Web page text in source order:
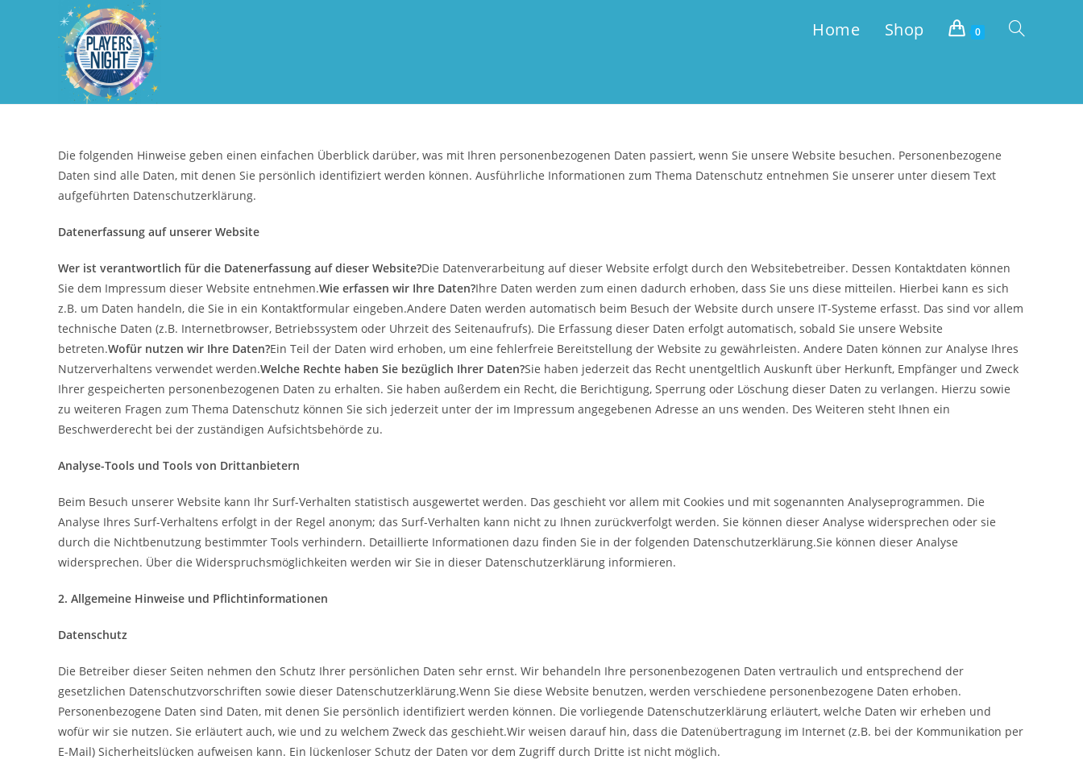
Home Shop 0 Website-
Die folgenden Hinweise geben einen einfachen Überblick darüber, was mit Ihren personenbezogenen Daten passiert, wenn Sie unsere Website besuchen. Personenbezogene
Daten sind alle Daten, mit denen Sie persönlich identifiziert werden können. Ausführliche Informationen zum Thema Datenschutz entnehmen Sie unserer unter diesem Text
aufgeführten Datenschutzerklärung.
Datenerfassung auf unserer Website
Wer ist verantwortlich für die Datenerfassung auf dieser Website?Die Datenverarbeitung auf dieser Website erfolgt durch den Websitebetreiber. Dessen Kontaktdaten können
Sie dem Impressum dieser Website entnehmen.Wie erfassen wir Ihre Daten?Ihre Daten werden zum einen dadurch erhoben, dass Sie uns diese mitteilen. Hierbei kann es sich
z.B. um Daten handeln, die Sie in ein Kontaktformular eingeben.Andere Daten werden automatisch beim Besuch der Website durch unsere IT-Systeme erfasst. Das sind vor allem
technische Daten (z.B. Internetbrowser, Betriebssystem oder Uhrzeit des Seitenaufrufs). Die Erfassung dieser Daten erfolgt automatisch, sobald Sie unsere Website
betreten.Wofür nutzen wir Ihre Daten?Ein Teil der Daten wird erhoben, um eine fehlerfreie Bereitstellung der Website zu gewährleisten. Andere Daten können zur Analyse Ihres
Nutzerverhaltens verwendet werden.Welche Rechte haben Sie bezüglich Ihrer Daten?Sie haben jederzeit das Recht unentgeltlich Auskunft über Herkunft, Empfänger und Zweck
Ihrer gespeicherten personenbezogenen Daten zu erhalten. Sie haben außerdem ein Recht, die Berichtigung, Sperrung oder Löschung dieser Daten zu verlangen. Hierzu sowie
zu weiteren Fragen zum Thema Datenschutz können Sie sich jederzeit unter der im Impressum angegebenen Adresse an uns wenden. Des Weiteren steht Ihnen ein
Beschwerderecht bei der zuständigen Aufsichtsbehörde zu.
Analyse-Tools und Tools von Drittanbietern
Beim Besuch unserer Website kann Ihr Surf-Verhalten statistisch ausgewertet werden. Das geschieht vor allem mit Cookies und mit sogenannten Analyseprogrammen. Die
Analyse Ihres Surf-Verhaltens erfolgt in der Regel anonym; das Surf-Verhalten kann nicht zu Ihnen zurückverfolgt werden. Sie können dieser Analyse widersprechen oder sie
durch die Nichtbenutzung bestimmter Tools verhindern. Detaillierte Informationen dazu finden Sie in der folgenden Datenschutzerklärung.Sie können dieser Analyse
widersprechen. Über die Widerspruchsmöglichkeiten werden wir Sie in dieser Datenschutzerklärung informieren.
2. Allgemeine Hinweise und Pflichtinformationen
Datenschutz
Die Betreiber dieser Seiten nehmen den Schutz Ihrer persönlichen Daten sehr ernst. Wir behandeln Ihre personenbezogenen Daten vertraulich und entsprechend der
gesetzlichen Datenschutzvorschriften sowie dieser Datenschutzerklärung.Wenn Sie diese Website benutzen, werden verschiedene personenbezogene Daten erhoben.
Personenbezogene Daten sind Daten, mit denen Sie persönlich identifiziert werden können. Die vorliegende Datenschutzerklärung erläutert, welche Daten wir erheben und
wofür wir sie nutzen. Sie erläutert auch, wie und zu welchem Zweck das geschieht.Wir weisen darauf hin, dass die Datenübertragung im Internet (z.B. bei der Kommunikation per
E-Mail) Sicherheitslücken aufweisen kann. Ein lückenloser Schutz der Daten vor dem Zugriff durch Dritte ist nicht möglich.